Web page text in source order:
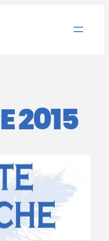
2015